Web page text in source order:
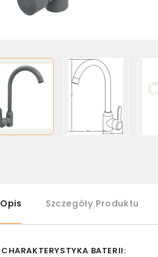
Opis Szczegóły Produktu
CHARAKTERYSTYKA BATERII: